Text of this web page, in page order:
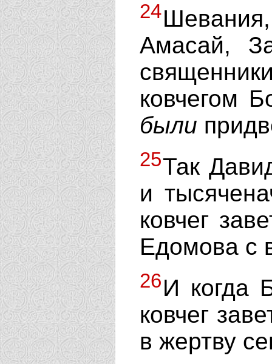
24
Амасай,
ковчегом
были
25Так
и
ковчег
Едомова с
26И когда
ковчег
в жертву